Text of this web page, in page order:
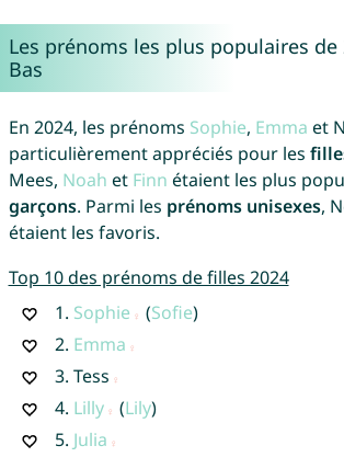
Les prénoms les plus populaires de
Bas
En 2024, les prénoms Sophie, Emma et
particulièrement appréciés pour les
Mees, Noah et Finn étaient les plus
garçons. Parmi les prénoms unisexes,
étaient les favoris.
Top 10 des prénoms de filles 2024
1. Sophie (Sofie)
2. Emma
3. Tess
4. Lilly (Lily)
5. Julia